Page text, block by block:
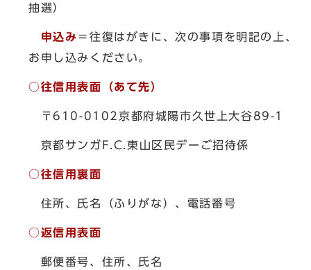
抽選）
申込み ＝往復はがきに、次の事項を明記の上、
お申し込みください。
○往信用表面（あて先）
〒610-0102京都府城陽市久世上大谷89-1
京都サンガF.C.東山区民デーご招待係
○往信用裏面
住所、氏名（ふりがな）、電話番号
○返信用表面
郵便番号、住所、氏名